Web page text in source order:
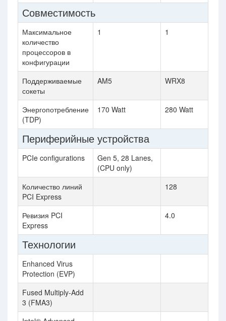
Совместимость
Максимальное
количество
процессоров в
конфигурации
1 1
Поддерживаемые
сокеты
AM5 WRX8
Энергопотребление
(TDP)
170 Watt 280 Watt
Периферийные устройства
PCIe configurations
Gen 5, 28 Lanes,
(CPU only)
Количество линий
PCI Express
128
Ревизия PCI
Express
4.0
Технологии
Enhanced Virus
Protection (EVP)
Fused Multiply-Add
3 (FMA3)